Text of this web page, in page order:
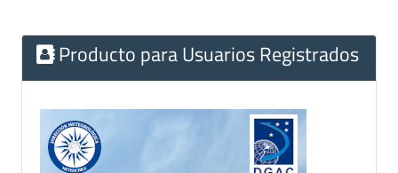
Producto para Usuarios Registrados